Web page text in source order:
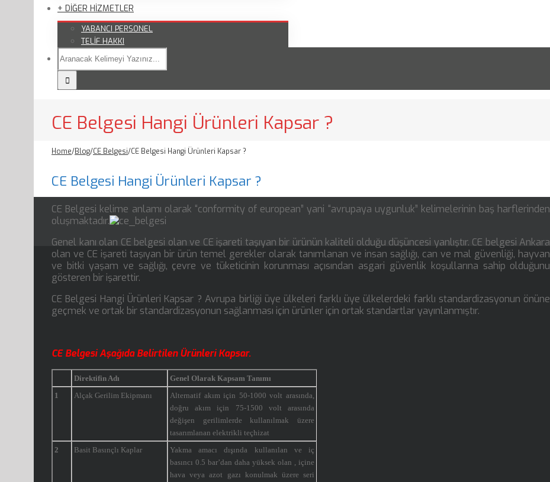
+ DİĞER HİZMETLER
YABANCI PERSONEL
TELİF HAKKI
CE Belgesi Hangi Ürünleri Kapsar ?
Home/Blog/CE Belgesi/CE Belgesi Hangi Ürünleri Kapsar ?
CE Belgesi Hangi Ürünleri Kapsar ?
CE Belgesi kelime anlamı olarak “conformity of european” yani “avrupaya uygunluk” kelimelerinin baş harflerinden
oluşmaktadır.
Genel kanı olan CE belgesi olan ve CE işareti taşıyan bir ürünün kaliteli olduğu düşüncesi yanlıştır. CE belgesi Ankara
olan ve CE işareti taşıyan bir ürün temel gerekler olarak tanımlanan ve insan sağlığı, can ve mal güvenliği, hayvan
ve bitki yaşam ve sağlığı, çevre ve tüketicinin korunması açısından asgari güvenlik koşullarına sahip olduğunu
gösteren bir işarettir.
CE Belgesi Hangi Ürünleri Kapsar ? Avrupa birliği üye ülkeleri farklı üye ülkelerdeki farklı standardizasyonun önüne
geçmek ve ortak bir standardizasyonun sağlanması için ürünler için ortak standartlar yayınlanmıştır.
CE Belgesi Aşağıda Belirtilen Ürünleri Kapsar.
Direktifin Adı
Genel Olarak Kapsam Tanımı
1
Alçak Gerilim Ekipmanı
Alternatif akım için 50-1000 volt arasında,
doğru akım için 75-1500 volt arasında
değişen gerilimlerde kullanılmak üzere
tasarımlanan elektrikli teçhizat
2
Basit Basınçlı Kaplar
Yakma amacı dışında kullanılan ve iç
basıncı 0.5 bar’dan daha yüksek olan , içine
hava veya azot gazı konulmak üzere seri